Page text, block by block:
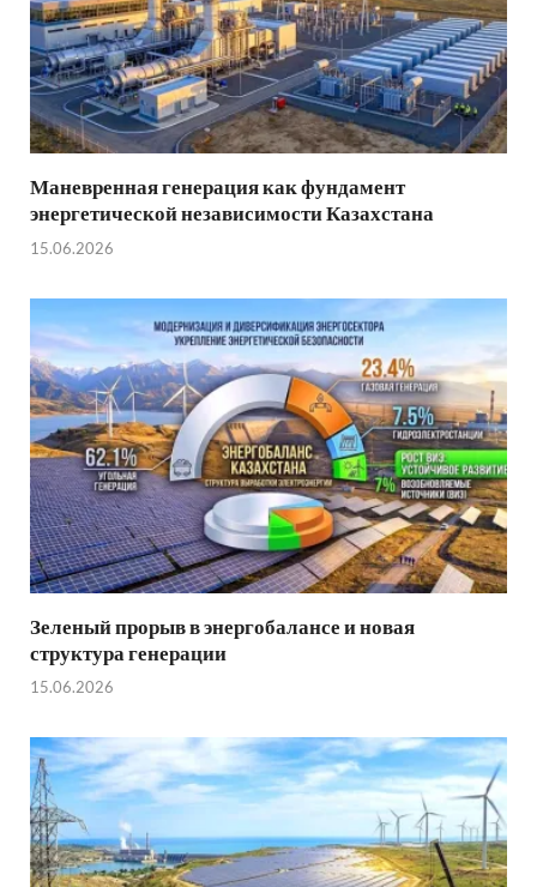
Маневренная генерация как фундамент
энергетической независимости Казахстана
15.06.2026
Зеленый прорыв в энергобалансе и новая
структура генерации
15.06.2026